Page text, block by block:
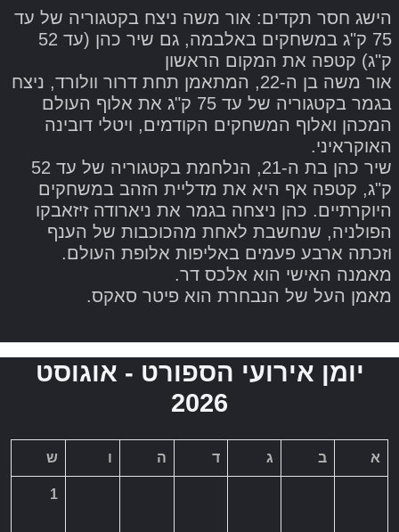
הישג חסר תקדים: אור משה ניצח בקטגוריה של עד
75 ק"ג במשחקים באלבמה, גם שיר כהן (עד 52
ק"ג) קטפה את המקום הראשון
אור משה בן ה-22, המתאמן תחת דרור וולורד, ניצח
בגמר בקטגוריה של עד 75 ק"ג את אלוף העולם
המכהן ואלוף המשחקים הקודמים, ויטלי דובינה
האוקראיני.
שיר כהן בת ה-21, הנלחמת בקטגוריה של עד 52
ק"ג, קטפה אף היא את מדליית הזהב במשחקים
היוקרתיים. כהן ניצחה בגמר את ניארודה זיזאבקו
הפולניה, שנחשבת לאחת מהכוכבות של הענף
וזכתה ארבע פעמים באליפות אלופת העולם.
מאמנה האישי הוא אלכס דר.
מאמן העל של הנבחרת הוא פיטר סאקס.
יומן אירועי הספורט - אוגוסט
2026
א ב ג ד ה ו ש
1